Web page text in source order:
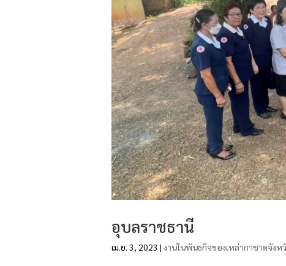
อุบลราชธานี
เม.ย. 3, 2023 | งานในพันธกิจของเหล่ากาชาดจังห